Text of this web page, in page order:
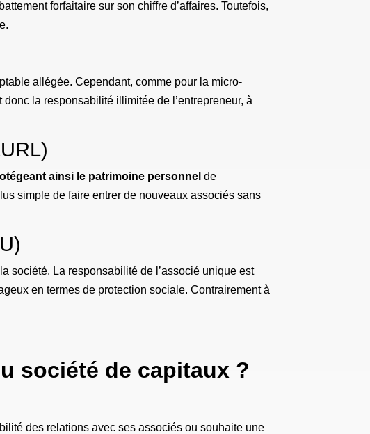
forfaitaire sur son chiffre d’affaires. Toutefois,
allégée. Cependant, comme pour la micro-
la responsabilité illimitée de l’entrepreneur, à
ainsi le patrimoine personnel de
simple de faire entrer de nouveaux associés sans
société. La responsabilité de l’associé unique est
en termes de protection sociale. Contrairement à
société de capitaux ?
des relations avec ses associés ou souhaite une